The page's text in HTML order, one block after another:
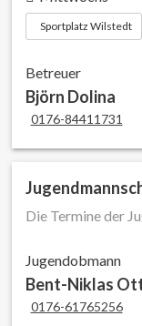
Sportplatz Wilstedt
Betreuer
Björn Dolina
0176-84411731
Die Termine der
Jugendobmann
Bent-Niklas
0176-61765256